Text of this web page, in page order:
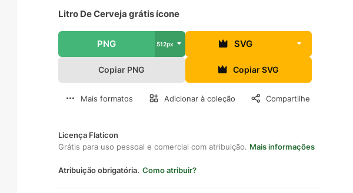
Litro De Cerveja grátis ícone
PNG 512px SVG
Copiar PNG Copiar SVG
Mais formatos Adicionar à coleção Compartilhe
Licença Flaticon
Grátis para uso pessoal e comercial com atribuição. Mais informações
Atribuição obrigatória. Como atribuir?